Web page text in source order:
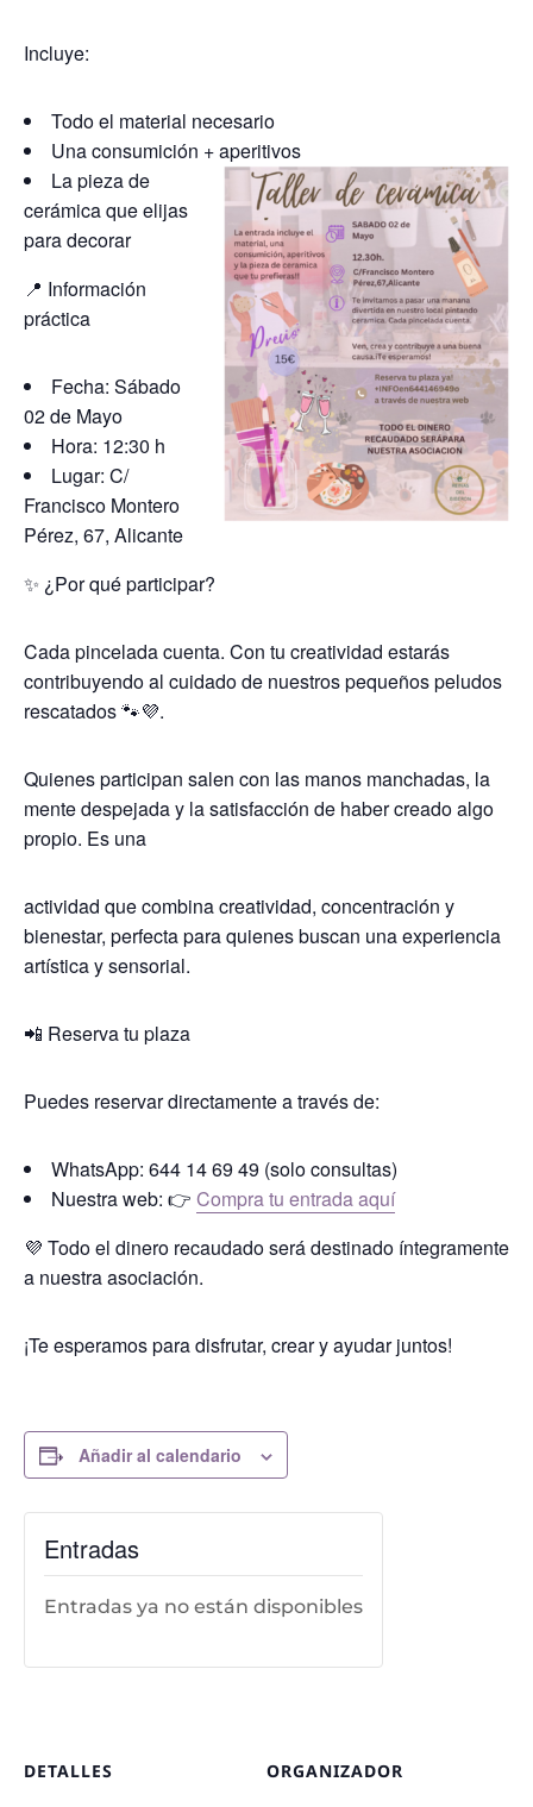
Incluye:
Todo el material necesario
Una consumición + aperitivos
La pieza de
cerámica que elijas
para decorar
📍 Información
práctica
Fecha: Sábado
02 de Mayo
Hora: 12:30 h
Lugar: C/
Francisco Montero
Pérez, 67, Alicante
✨ ¿Por qué participar?
Cada pincelada cuenta. Con tu creatividad estarás
contribuyendo al cuidado de nuestros pequeños peludos
rescatados 🐾💜.
Quienes participan salen con las manos manchadas, la
mente despejada y la satisfacción de haber creado algo
propio. Es una
actividad que combina creatividad, concentración y
bienestar, perfecta para quienes buscan una experiencia
artística y sensorial.
📲 Reserva tu plaza
Puedes reservar directamente a través de:
WhatsApp: 644 14 69 49 (solo consultas)
Nuestra web: 👉 Compra tu entrada aquí
💜 Todo el dinero recaudado será destinado íntegramente
a nuestra asociación.
¡Te esperamos para disfrutar, crear y ayudar juntos!
Añadir al calendario
DETALLES ORGANIZADOR
Entradas
Entradas ya no están disponibles